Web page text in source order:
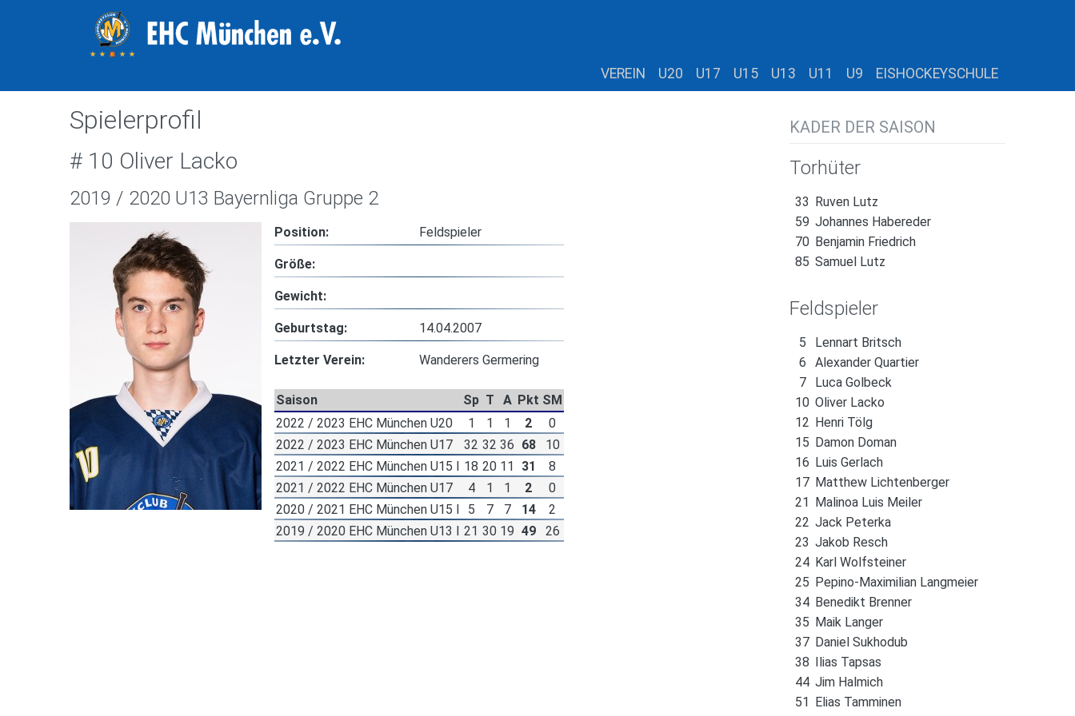
VEREIN U20 U17 U15 U13 U11 U9 EISHOCKEYSCHULE
Spielerprofil
# 10 Oliver Lacko
2019 / 2020 U13 Bayernliga Gruppe 2
Position: Feldspieler
Größe:
Gewicht:
Geburtstag: 14.04.2007
Letzter Verein: Wanderers Germering
Saison Sp T A Pkt SM
2022 / 2023 EHC München U20
1 1 1 2
0
2022 / 2023 EHC München U17
32 32 36 68
10
2021 / 2022 EHC München U15 I 18 20 11 31
8
2021 / 2022 EHC München U17
4 1 1 2
0
2020 / 2021 EHC München U15 I
5 7 7 14
2
2019 / 2020 EHC München U13 I 21 30 19 49 26
KADER DER SAISON
Torhüter
33 Ruven Lutz
59 Johannes Habereder
70 Benjamin Friedrich
85 Samuel Lutz
Feldspieler
5
Lennart Britsch
6
Alexander Quartier
7
Luca Golbeck
10 Oliver Lacko
12 Henri Tölg
15 Damon Doman
16 Luis Gerlach
17 Matthew Lichtenberger
21 Malinoa Luis Meiler
22 Jack Peterka
23 Jakob Resch
24 Karl Wolfsteiner
25 Pepino-Maximilian Langmeier
34 Benedikt Brenner
35 Maik Langer
37 Daniel Sukhodub
38 Ilias Tapsas
44 Jim Halmich
51 Elias Tamminen